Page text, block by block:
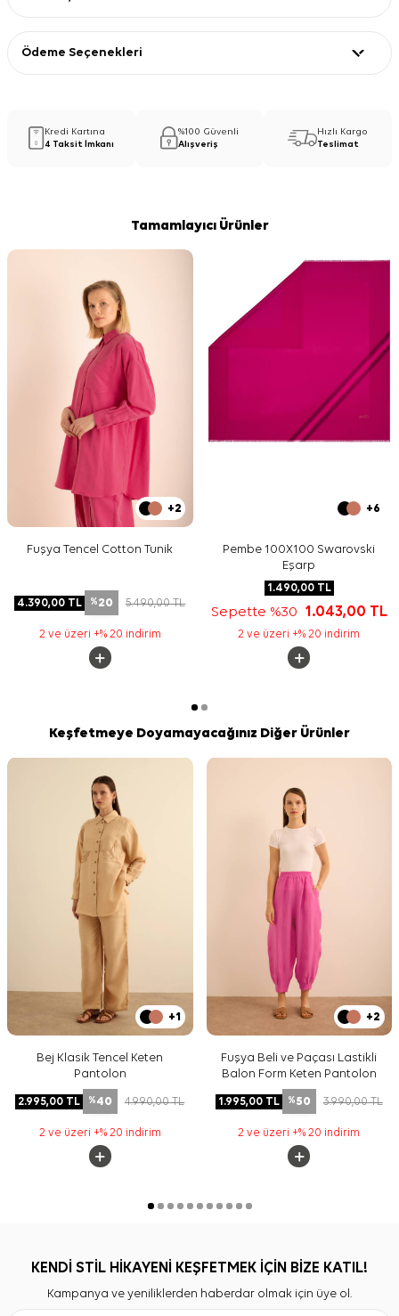
Ödeme Seçenekleri
Kredi Kartına
4 Taksit İmkanı
%100 Güvenli
Alışveriş
Hızlı Kargo
Teslimat
Tamamlayıcı Ürünler
+2
Fuşya Tencel Cotton Tunik
4.390,00 TL %20 5.490,00TL
2 ve üzeri +% 20 indirim
+6
Pembe 100X100 Swarovski
Eşarp
1.490,00TL
Sepette %30 1.043,00 TL
2 ve üzeri +% 20 indirim
Keşfetmeye Doyamayacağınız Diğer Ürünler
+1
Bej Klasik Tencel Keten
Pantolon
2.995,00 TL %40 4.990,00TL
2 ve üzeri +% 20 indirim
+2
Fuşya Beli ve Paçası Lastikli
Balon Form Keten Pantolon
1.995,00TL %50 3.990,00TL
2 ve üzeri +% 20 indirim
KENDİ STİL HİKAYENİ KEŞFETMEK İÇİN BİZE KATIL!
Kampanya ve yeniliklerden haberdar olmak için üye ol.